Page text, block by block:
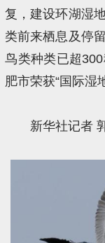
复，建设环湖湿
类前来栖息及停
鸟类种类已超
肥市荣获“国际湿
新华社记者